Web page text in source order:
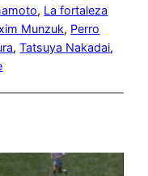
, La fortaleza
Munzuk, Perro
, Tatsuya Nakadai